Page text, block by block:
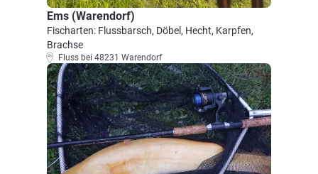
Ems (Warendorf)
Fischarten: Flussbarsch, Döbel, Hecht, Karpfen,
Brachse
Fluss bei 48231 Warendorf